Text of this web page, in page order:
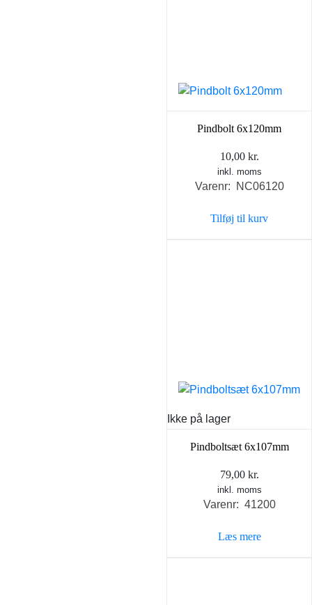
Pindbolt 6x120mm
10,00 kr.
inkl. moms
Varenr: NC06120
Tilføj til kurv
Ikke på lager
Pindboltsæt 6x107mm
79,00 kr.
inkl. moms
Varenr: 41200
Læs mere